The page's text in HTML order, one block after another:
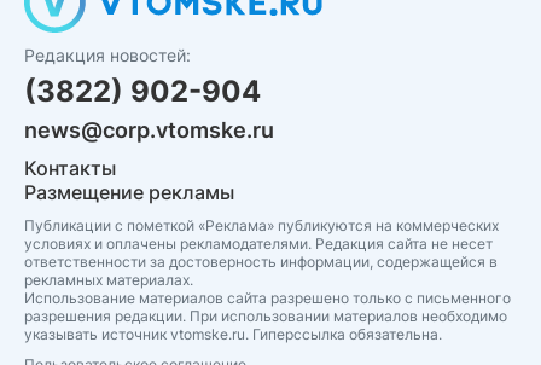
Редакция новостей:
(3822) 902-904
news@corp.vtomske.ru
Контакты
Размещение рекламы
Публикации с пометкой «Реклама» публикуются на коммерческих
условиях и оплачены рекламодателями. Редакция сайта не несет
ответственности за достоверность информации, содержащейся в
рекламных материалах.
Использование материалов сайта разрешено только с письменного
разрешения редакции. При использовании материалов необходимо
указывать источник vtomske.ru. Гиперссылка обязательна.